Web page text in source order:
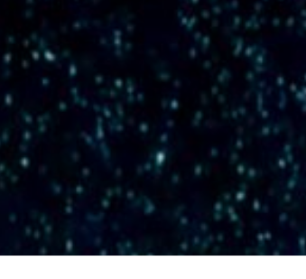
12:00 AM
1:00 AM
2:00 AM
3:00 AM
4:00 AM